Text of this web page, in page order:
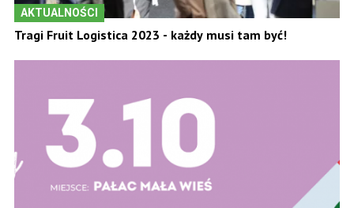
AKTUALNOŚCI
Tragi Fruit Logistica 2023 - każdy musi tam być!